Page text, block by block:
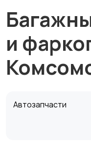
и
Автозапчасти